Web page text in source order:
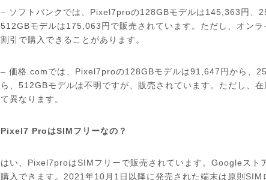
– ソフトバンクでは、Pixel7proの128GBモデルは145,363円、
512GBモデルは175,063円で販売されています。ただし、オン
割引で購入できることがあります。
– 価格.comでは、Pixel7proの128GBモデルは91,647円から、
ら、512GBモデルは不明ですが、販売されています。ただし、
て異なります。
Pixel7 ProはSIMフリーなの？
はい、Pixel7proはSIMフリーで販売されています。Googleスト
購入できます。2021年10月1日以降に発売された端末は原則SIM